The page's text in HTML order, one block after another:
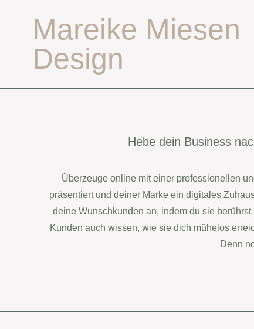
Mareike Miesen
Design
Hebe dein Business
Überzeuge online mit einer professionellen
präsentiert und deiner Marke ein digitales
deine Wunschkunden an, indem du sie
Kunden auch wissen, wie sie dich mühelos
Denn